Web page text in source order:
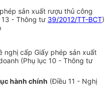
sản xuất rượu thủ công
13 - Thông tư 39/2012/TT-BCT)
nghị cấp Giấy phép sản xuất
(Phụ lục 10 - Thông tư
hành chính (Điều 11 - Nghị